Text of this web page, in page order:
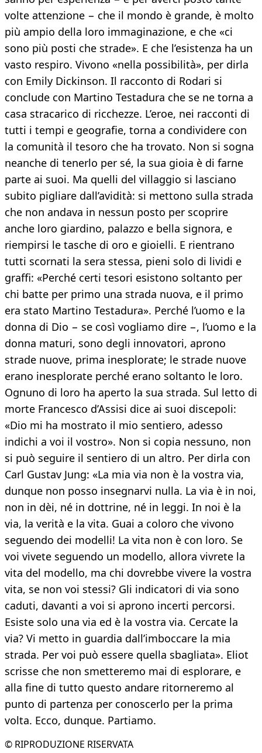
volte attenzione − che il mondo è grande, è molto
più ampio della loro immaginazione, e che «ci
sono più posti che strade». E che l’esistenza ha un
vasto respiro. Vivono «nella possibilità», per dirla
con Emily Dickinson. Il racconto di Rodari si
conclude con Martino Testadura che se ne torna a
casa stracarico di ricchezze. L’eroe, nei racconti di
tutti i tempi e geografie, torna a condividere con
la comunità il tesoro che ha trovato. Non si sogna
neanche di tenerlo per sé, la sua gioia è di farne
parte ai suoi. Ma quelli del villaggio si lasciano
subito pigliare dall’avidità: si mettono sulla strada
che non andava in nessun posto per scoprire
anche loro giardino, palazzo e bella signora, e
riempirsi le tasche di oro e gioielli. E rientrano
tutti scornati la sera stessa, pieni solo di lividi e
graffi: «Perché certi tesori esistono soltanto per
chi batte per primo una strada nuova, e il primo
era stato Martino Testadura». Perché l’uomo e la
donna di Dio − se così vogliamo dire −, l’uomo e la
donna maturi, sono degli innovatori, aprono
strade nuove, prima inesplorate; le strade nuove
erano inesplorate perché erano soltanto le loro.
Ognuno di loro ha aperto la sua strada. Sul letto di
morte Francesco d’Assisi dice ai suoi discepoli:
«Dio mi ha mostrato il mio sentiero, adesso
indichi a voi il vostro». Non si copia nessuno, non
si può seguire il sentiero di un altro. Per dirla con
Carl Gustav Jung: «La mia via non è la vostra via,
dunque non posso insegnarvi nulla. La via è in noi,
non in dèi, né in dottrine, né in leggi. In noi è la
via, la verità e la vita. Guai a coloro che vivono
seguendo dei modelli! La vita non è con loro. Se
voi vivete seguendo un modello, allora vivrete la
vita del modello, ma chi dovrebbe vivere la vostra
vita, se non voi stessi? Gli indicatori di via sono
caduti, davanti a voi si aprono incerti percorsi.
Esiste solo una via ed è la vostra via. Cercate la
via? Vi metto in guardia dall’imboccare la mia
strada. Per voi può essere quella sbagliata». Eliot
scrisse che non smetteremo mai di esplorare, e
alla fine di tutto questo andare ritorneremo al
punto di partenza per conoscerlo per la prima
volta. Ecco, dunque. Partiamo.
© RIPRODUZIONE RISERVATA